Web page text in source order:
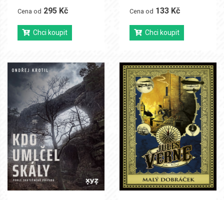
Cena od 295 Kč
Chci koupit
Cena od 133 Kč
Chci koupit